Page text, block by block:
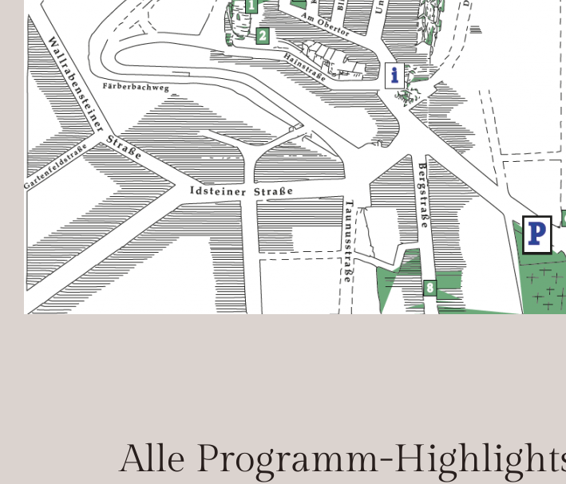
Alle Programm-